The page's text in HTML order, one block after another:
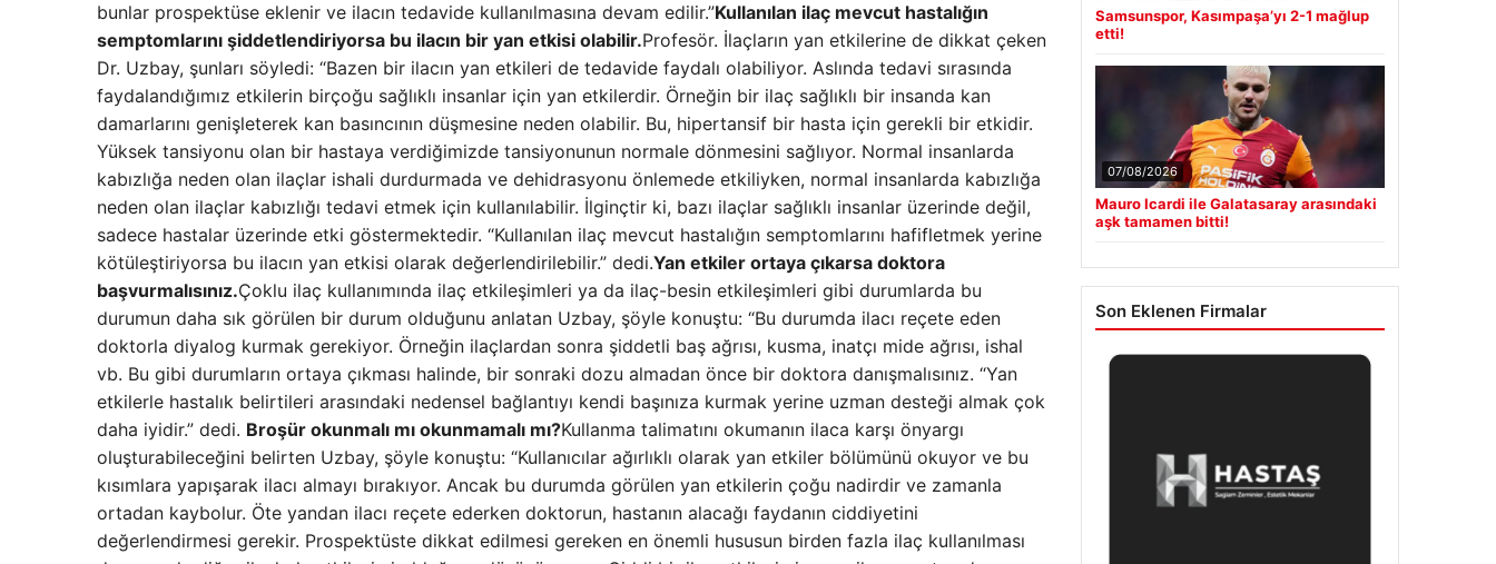
bunlar prospektüse eklenir ve ilacın tedavide kullanılmasına devam edilir.”Kullanılan ilaç mevcut hastalığın
semptomlarını şiddetlendiriyorsa bu ilacın bir yan etkisi olabilir.Profesör. İlaçların yan etkilerine de dikkat çeken
Dr. Uzbay, şunları söyledi: “Bazen bir ilacın yan etkileri de tedavide faydalı olabiliyor. Aslında tedavi sırasında
faydalandığımız etkilerin birçoğu sağlıklı insanlar için yan etkilerdir. Örneğin bir ilaç sağlıklı bir insanda kan
damarlarını genişleterek kan basıncının düşmesine neden olabilir. Bu, hipertansif bir hasta için gerekli bir etkidir.
Yüksek tansiyonu olan bir hastaya verdiğimizde tansiyonunun normale dönmesini sağlıyor. Normal insanlarda
kabızlığa neden olan ilaçlar ishali durdurmada ve dehidrasyonu önlemede etkiliyken, normal insanlarda kabızlığa
neden olan ilaçlar kabızlığı tedavi etmek için kullanılabilir. İlginçtir ki, bazı ilaçlar sağlıklı insanlar üzerinde değil,
sadece hastalar üzerinde etki göstermektedir. “Kullanılan ilaç mevcut hastalığın semptomlarını hafifletmek yerine
kötüleştiriyorsa bu ilacın yan etkisi olarak değerlendirilebilir.” dedi.Yan etkiler ortaya çıkarsa doktora
başvurmalısınız.Çoklu ilaç kullanımında ilaç etkileşimleri ya da ilaç-besin etkileşimleri gibi durumlarda bu
durumun daha sık görülen bir durum olduğunu anlatan Uzbay, şöyle konuştu: “Bu durumda ilacı reçete eden
doktorla diyalog kurmak gerekiyor. Örneğin ilaçlardan sonra şiddetli baş ağrısı, kusma, inatçı mide ağrısı, ishal
vb. Bu gibi durumların ortaya çıkması halinde, bir sonraki dozu almadan önce bir doktora danışmalısınız. “Yan
etkilerle hastalık belirtileri arasındaki nedensel bağlantıyı kendi başınıza kurmak yerine uzman desteği almak çok
daha iyidir.” dedi. Broşür okunmalı mı okunmamalı mı?Kullanma talimatını okumanın ilaca karşı önyargı
oluşturabileceğini belirten Uzbay, şöyle konuştu: “Kullanıcılar ağırlıklı olarak yan etkiler bölümünü okuyor ve bu
kısımlara yapışarak ilacı almayı bırakıyor. Ancak bu durumda görülen yan etkilerin çoğu nadirdir ve zamanla
ortadan kaybolur. Öte yandan ilacı reçete ederken doktorun, hastanın alacağı faydanın ciddiyetini
değerlendirmesi gerekir. Prospektüste dikkat edilmesi gereken en önemli hususun birden fazla ilaç kullanılması
Samsunspor, Kasımpaşa’yı 2-1 mağlup
etti!
07/08/2026
Mauro Icardi ile Galatasaray arasındaki
aşk tamamen bitti!
Son Eklenen Firmalar